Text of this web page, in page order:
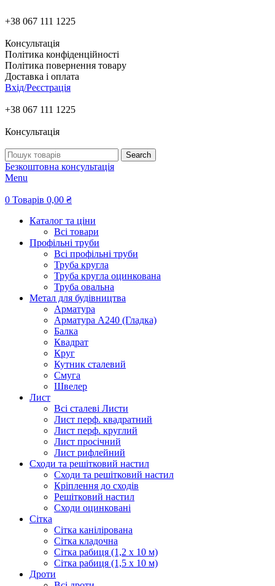
+38 067 111 1225
Консультація
Політика конфіденційності
Політика повернення товару
Доставка і оплата
Вхід/Реєстрація
+38 067 111 1225
Консультація
Search
Безкоштовна консультація
Menu
0 Товарів 0,00 ₴
Каталог та ціни
Всі товари
Профільні труби
Всі профільні труби
Труба кругла
Труба кругла оцинкована
Труба овальна
Метал для будівництва
Арматура
Арматура А240 (Гладка)
Балка
Квадрат
Круг
Кутник сталевий
Смуга
Швелер
Лист
Всі сталеві Листи
Лист перф. квадратний
Лист перф. круглий
Лист просічний
Лист рифлейний
Сходи та решітковий настил
Сходи та решітковий настил
Кріплення до сходів
Решітковий настил
Сходи оцинковані
Сітка
Сітка канілірована
Сітка кладочна
Сітка рабиця (1,2 x 10 м)
Сітка рабиця (1,5 x 10 м)
Дроти